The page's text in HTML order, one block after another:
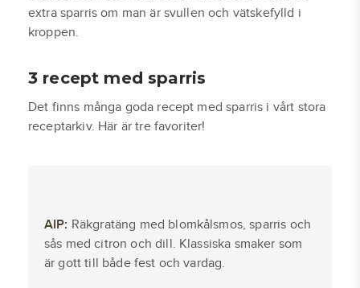
extra sparris om man är svullen och vätskefylld i
kroppen.
3 recept med sparris
Det finns många goda recept med sparris i vårt stora
receptarkiv. Här är tre favoriter!
AIP: Räkgratäng med blomkålsmos, sparris och
sås med citron och dill. Klassiska smaker som
är gott till både fest och vardag.